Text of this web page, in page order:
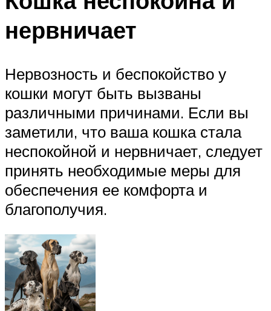
нервничает
Нервозность и беспокойство у
кошки могут быть вызваны
различными причинами. Если вы
заметили, что ваша кошка стала
неспокойной и нервничает, следует
принять необходимые меры для
обеспечения ее комфорта и
благополучия.